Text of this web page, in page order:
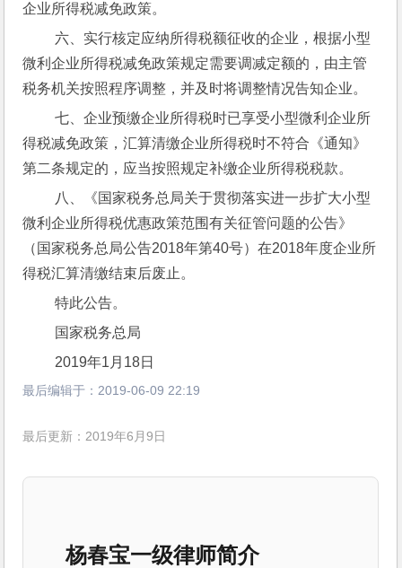
企业所得税减免政策。
微利企业所得税减免政策规定需要调减定额的，由主管
税务机关按照程序调整，并及时将调整情况告知企业。
七、企业预缴企业所得税时已享受小型微利企业所
得税减免政策，汇算清缴企业所得税时不符合《通知》
第二条规定的，应当按照规定补缴企业所得税税款。
微利企业所得税优惠政策范围有关征管问题的公告》
（国家税务总局公告2018年第40号）在2018年度企业所
得税汇算清缴结束后废止。
特此公告。
国家税务总局
2019年1月18日
最后编辑于： 2019-06-09 22:19
最后更新：2019年6月9日
杨春宝一级律师简介